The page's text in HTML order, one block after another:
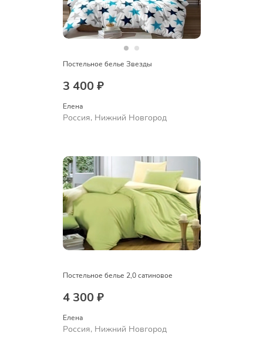
Постельное белье Звезды
3 400 ₽
Елена
Россия, Нижний Новгород
Постельное белье 2,0 сатиновое
4 300 ₽
Елена
Россия, Нижний Новгород